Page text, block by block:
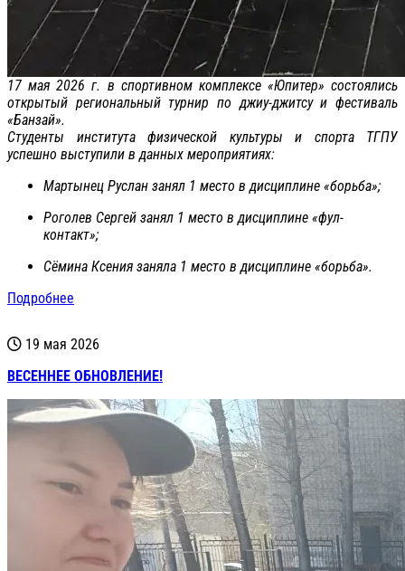
17 мая 2026 г. в спортивном комплексе «Юпитер» состоялись
открытый региональный турнир по джиу-джитсу и фестиваль
«Банзай».
Студенты института физической культуры и спорта ТГПУ
успешно выступили в данных мероприятиях:
Мартынец Руслан занял 1 место в дисциплине «борьба»;
Роголев Сергей занял 1 место в дисциплине «фул-
контакт»;
Сёмина Ксения заняла 1 место в дисциплине «борьба».
Подробнее
19 мая 2026
ВЕСЕННЕЕ ОБНОВЛЕНИЕ!